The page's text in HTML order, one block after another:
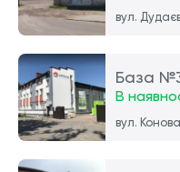
вул.
База
В
вул.